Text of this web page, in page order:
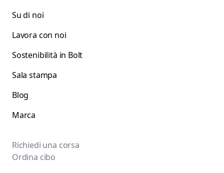
Su di noi
Lavora con noi
Sostenibilità in Bolt
Sala stampa
Blog
Marca
Richiedi una corsa
Ordina cibo